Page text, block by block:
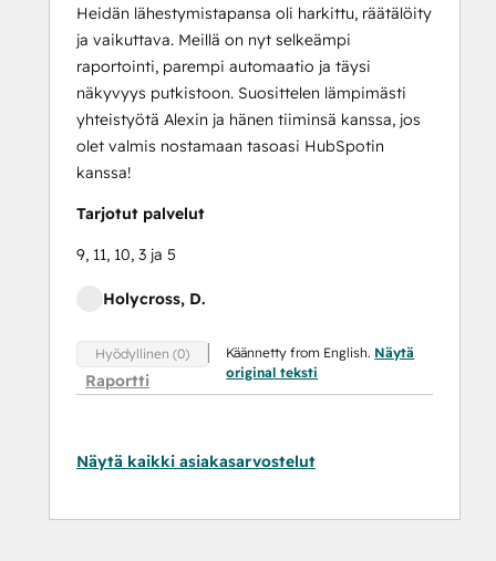
Heidän lähestymistapansa oli harkittu, räätälöity
ja vaikuttava. Meillä on nyt selkeämpi
raportointi, parempi automaatio ja täysi
näkyvyys putkistoon. Suosittelen lämpimästi
yhteistyötä Alexin ja hänen tiiminsä kanssa, jos
olet valmis nostamaan tasoasi HubSpotin
kanssa!
Tarjotut palvelut
9, 11, 10, 3 ja 5
Holycross, D.
Hyödyllinen (0)
Raportti
Käännetty from English. Näytä
original teksti
Näytä kaikki asiakasarvostelut